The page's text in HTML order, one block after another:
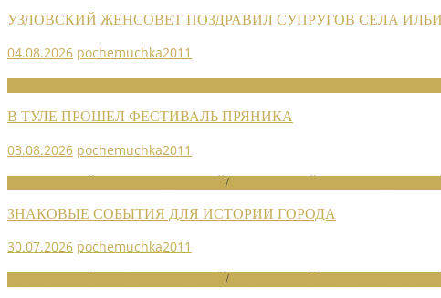
УЗЛОВСКИЙ ЖЕНСОВЕТ ПОЗДРАВИЛ СУПРУГОВ СЕЛА
04.08.2026 pochemuchka2011
В ТУЛЕ ПРОШЕЛ ФЕСТИВАЛЬ ПРЯНИКА
03.08.2026 pochemuchka2011
/
ЗНАКОВЫЕ СОБЫТИЯ ДЛЯ ИСТОРИИ ГОРОДА
30.07.2026 pochemuchka2011
/